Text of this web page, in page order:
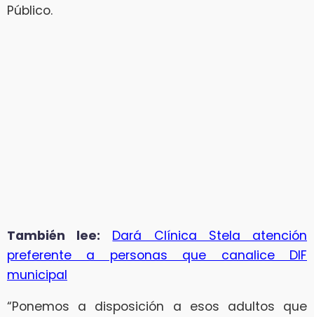
Público.
También lee:
Dará Clínica Stela atención
preferente a personas que canalice DIF
municipal
“Ponemos a disposición a esos adultos que